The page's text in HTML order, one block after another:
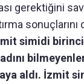
gerektiğini
sonuçlarını
simidi
aldı. İzmit